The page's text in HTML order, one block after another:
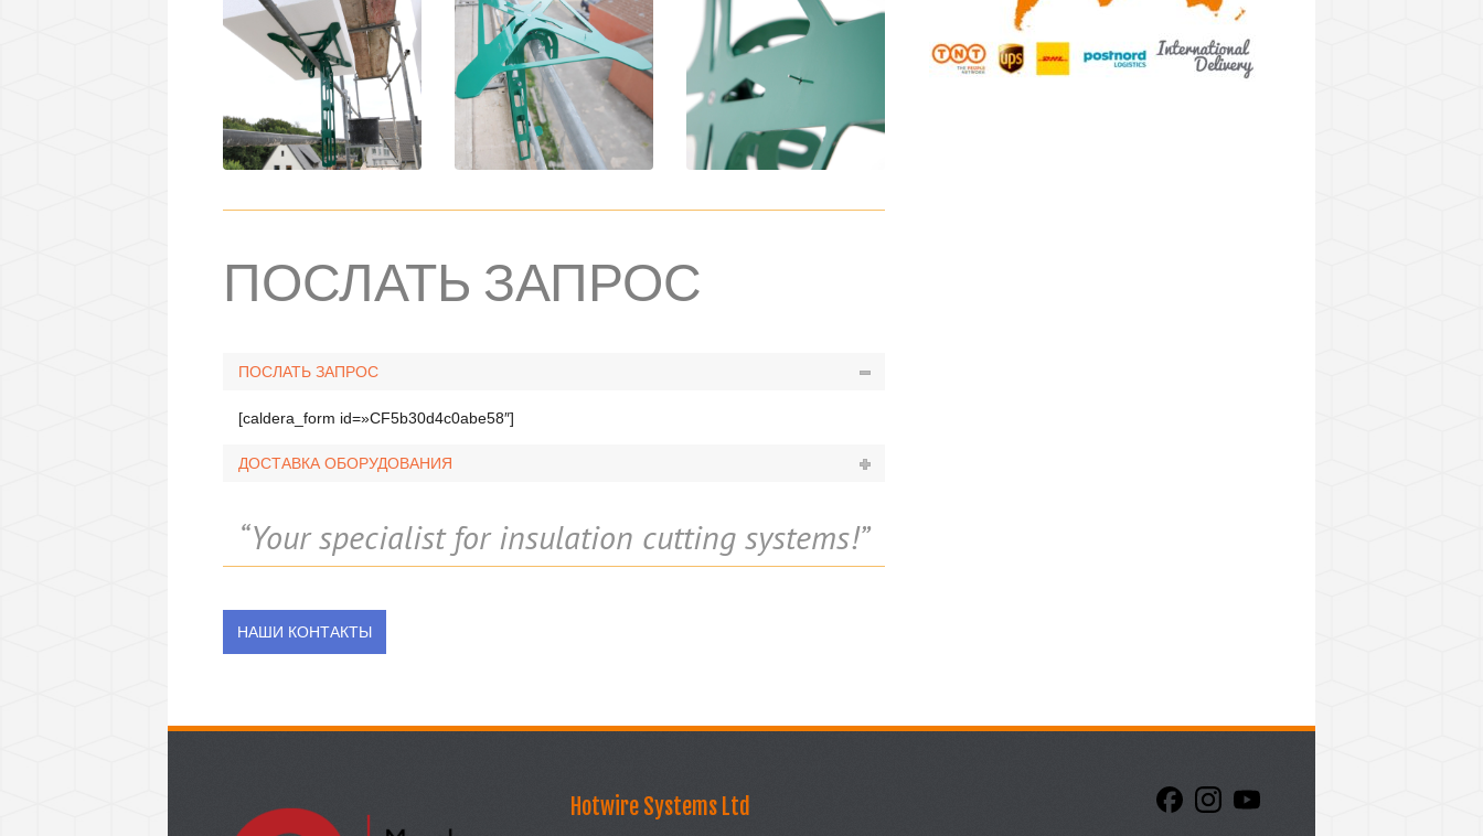
ПОСЛАТЬ ЗАПРОС
ПОСЛАТЬ ЗАПРОС
[caldera_form id=»CF5b30d4c0abe58″]
ДОСТАВКА ОБОРУДОВАНИЯ
“Your specialist for insulation cutting systems!”
НАШИ КОНТАКТЫ
Hotwire Systems Ltd